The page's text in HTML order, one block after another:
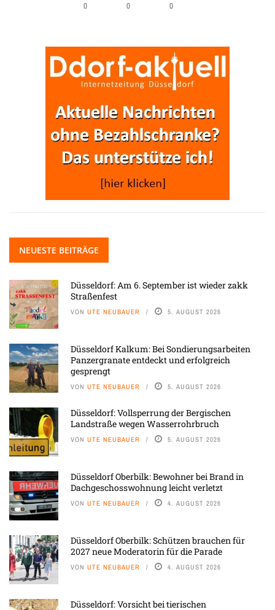
0 0 0
NEUESTE BEITRÄGE
Düsseldorf: Am 6. September ist wieder zakk
Straßenfest
VON UTE NEUBAUER 5. AUGUST 2026
Düsseldorf Kalkum: Bei Sondierungsarbeiten
Panzergranate entdeckt und erfolgreich
gesprengt
VON UTE NEUBAUER 5. AUGUST 2026
Düsseldorf: Vollsperrung der Bergischen
Landstraße wegen Wasserrohrbruch
VON UTE NEUBAUER 5. AUGUST 2026
Düsseldorf Oberbilk: Bewohner bei Brand in
Dachgeschosswohnung leicht verletzt
VON UTE NEUBAUER 4. AUGUST 2026
Düsseldorf Oberbilk: Schützen brauchen für
2027 neue Moderatorin für die Parade
VON UTE NEUBAUER 4. AUGUST 2026
Düsseldorf: Vorsicht bei tierischen